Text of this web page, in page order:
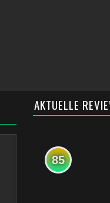
AKTUELLE
85